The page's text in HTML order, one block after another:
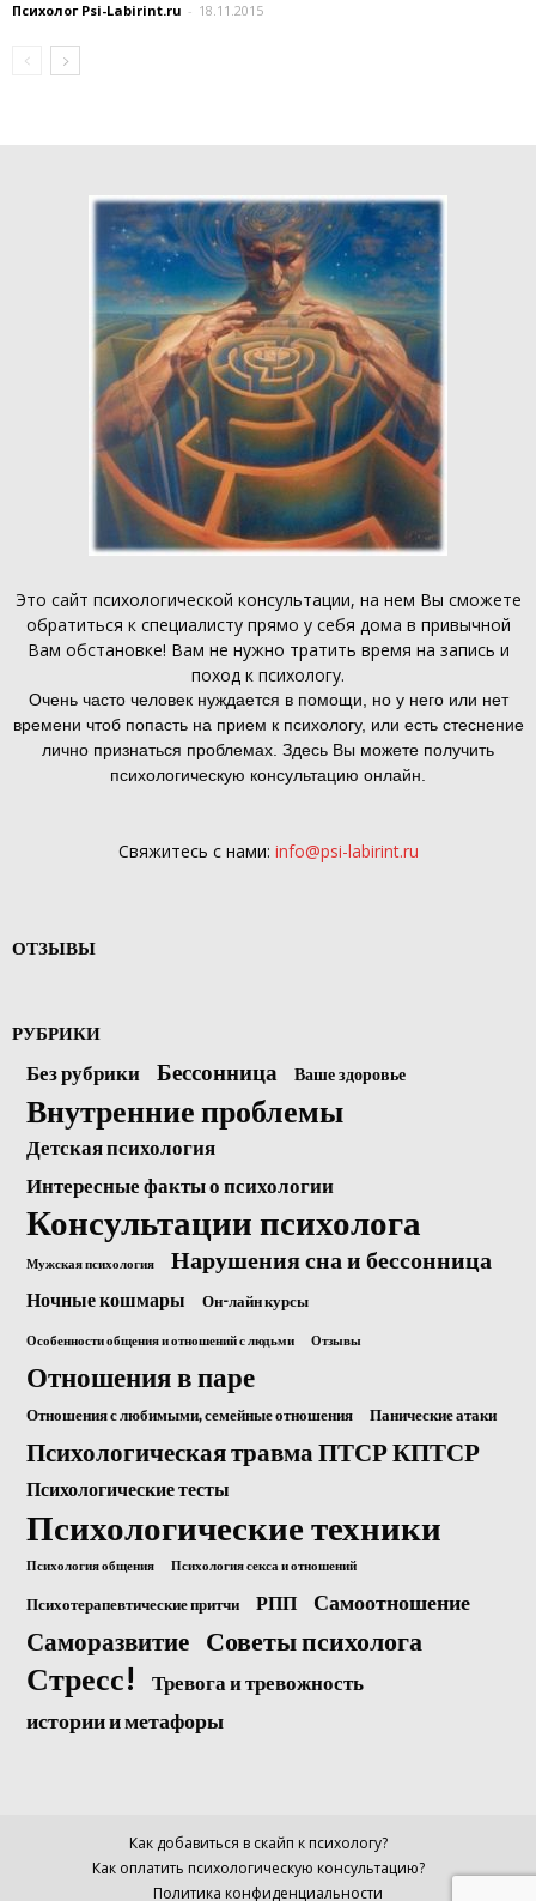
Психолог Psi-Labirint.ru - 18.11.2015
Это сайт психологической консультации, на нем Вы сможете
обратиться к специалисту прямо у себя дома в привычной
Вам обстановке! Вам не нужно тратить время на запись и
поход к психологу.
Очень часто человек нуждается в помощи, но у него или нет
времени чтоб попасть на прием к психологу, или есть стеснение
лично признаться проблемах. Здесь Вы можете получить
психологическую консультацию онлайн.
Свяжитесь с нами: info@psi-labirint.ru
ОТЗЫВЫ
РУБРИКИ
Без рубрики Бессонница Ваше здоровье
Внутренние проблемы
Детская психология
Интересные факты о психологии
Консультации психолога
Мужская психология Нарушения сна и бессонница
Ночные кошмары Он-лайн курсы
Особенности общения и отношений с людьми Отзывы
Отношения в паре
Отношения с любимыми, семейные отношения Панические атаки
Психологическая травма ПТСР КПТСР
Психологические тесты
Психологические техники
Психология общения Психология секса и отношений
Психотерапевтические притчи РПП Самоотношение
Саморазвитие Советы психолога
Стресс! Тревога и тревожность
истории и метафоры
Как добавиться в скайп к психологу?
Как оплатить психологическую консультацию?
Политика конфиденциальности